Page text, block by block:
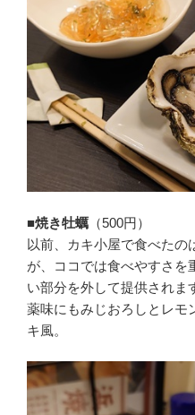
■焼き牡蠣 （500円）
以前、カキ小屋で食べたの
が、ココでは食べやすさを
い部分を外して提供されま
薬味にもみじおろしとレモ
キ風。